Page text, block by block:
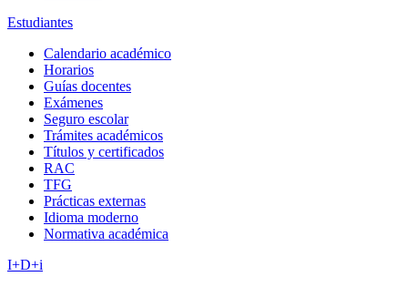
Estudiantes
Calendario académico
Horarios
Guías docentes
Exámenes
Seguro escolar
Trámites académicos
Títulos y certificados
RAC
TFG
Prácticas externas
Idioma moderno
Normativa académica
I+D+i